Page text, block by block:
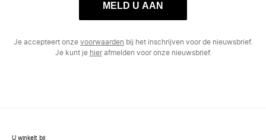
MELD U AAN
Je accepteert onze voorwaarden bij het inschrijven voor de nieuwsbrief.
Je kunt je hierafmelden voor onze nieuwsbrief.
U winkelt bij